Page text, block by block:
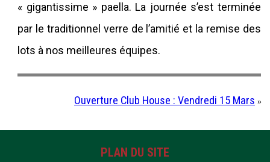
« gigantissime » paella. La journée s’est terminée
par le traditionnel verre de l’amitié et la remise des
lots à nos meilleures équipes.
Ouverture Club House : Vendredi 15 Mars »
PLAN DU SITE